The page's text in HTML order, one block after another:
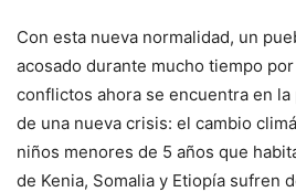
Con esta nueva normalidad, un
acosado durante mucho tiempo
conflictos ahora se encuentra en
de una nueva crisis: el cambio
niños menores de 5 años que
de Kenia, Somalia y Etiopía sufren